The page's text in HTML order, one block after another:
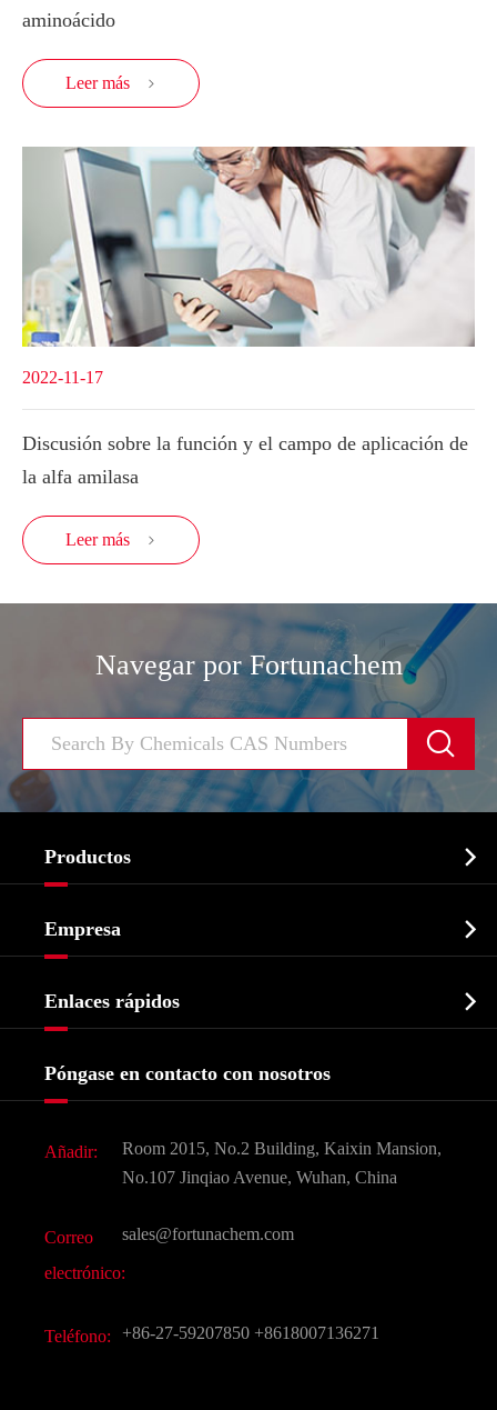
aminoácido
Leer más 
2022-11-17
Discusión sobre la función y el campo de aplicación de
la alfa amilasa
Leer más 
Navegar por Fortunachem

Productos 
Bioquímico
Agroquímicos e intermedios
Ingredientes Cosméticos
Sabores y fragancias
CAS químico
Todos los productos químicos finos
Empresa 
Historia de la empresa
Enlaces rápidos 
Preguntas frecuentes (FAQ)
Póngase en contacto con nosotros
Añadir:
Room 2015, No.2 Building, Kaixin Mansion,
No.107 Jinqiao Avenue, Wuhan, China
Correo
electrónico:
sales@fortunachem.com
Teléfono: +86-27-59207850 +8618007136271